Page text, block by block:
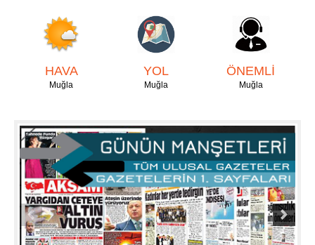
HAVA
Muğla
YOL
Muğla
ÖNEMLİ
Muğla